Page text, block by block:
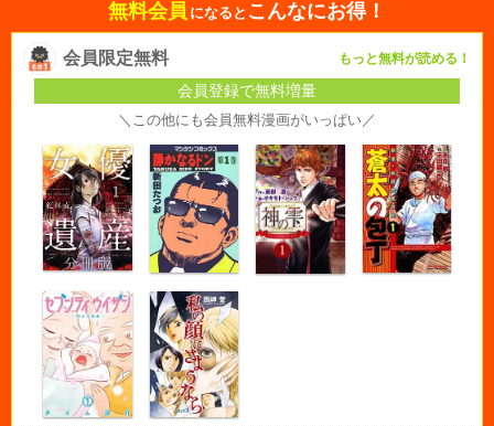
無料会員 になると こんなにお得！
会員限定無料 もっと無料が読める！
会員登録で無料増量
＼この他にも会員無料漫画がいっぱい／